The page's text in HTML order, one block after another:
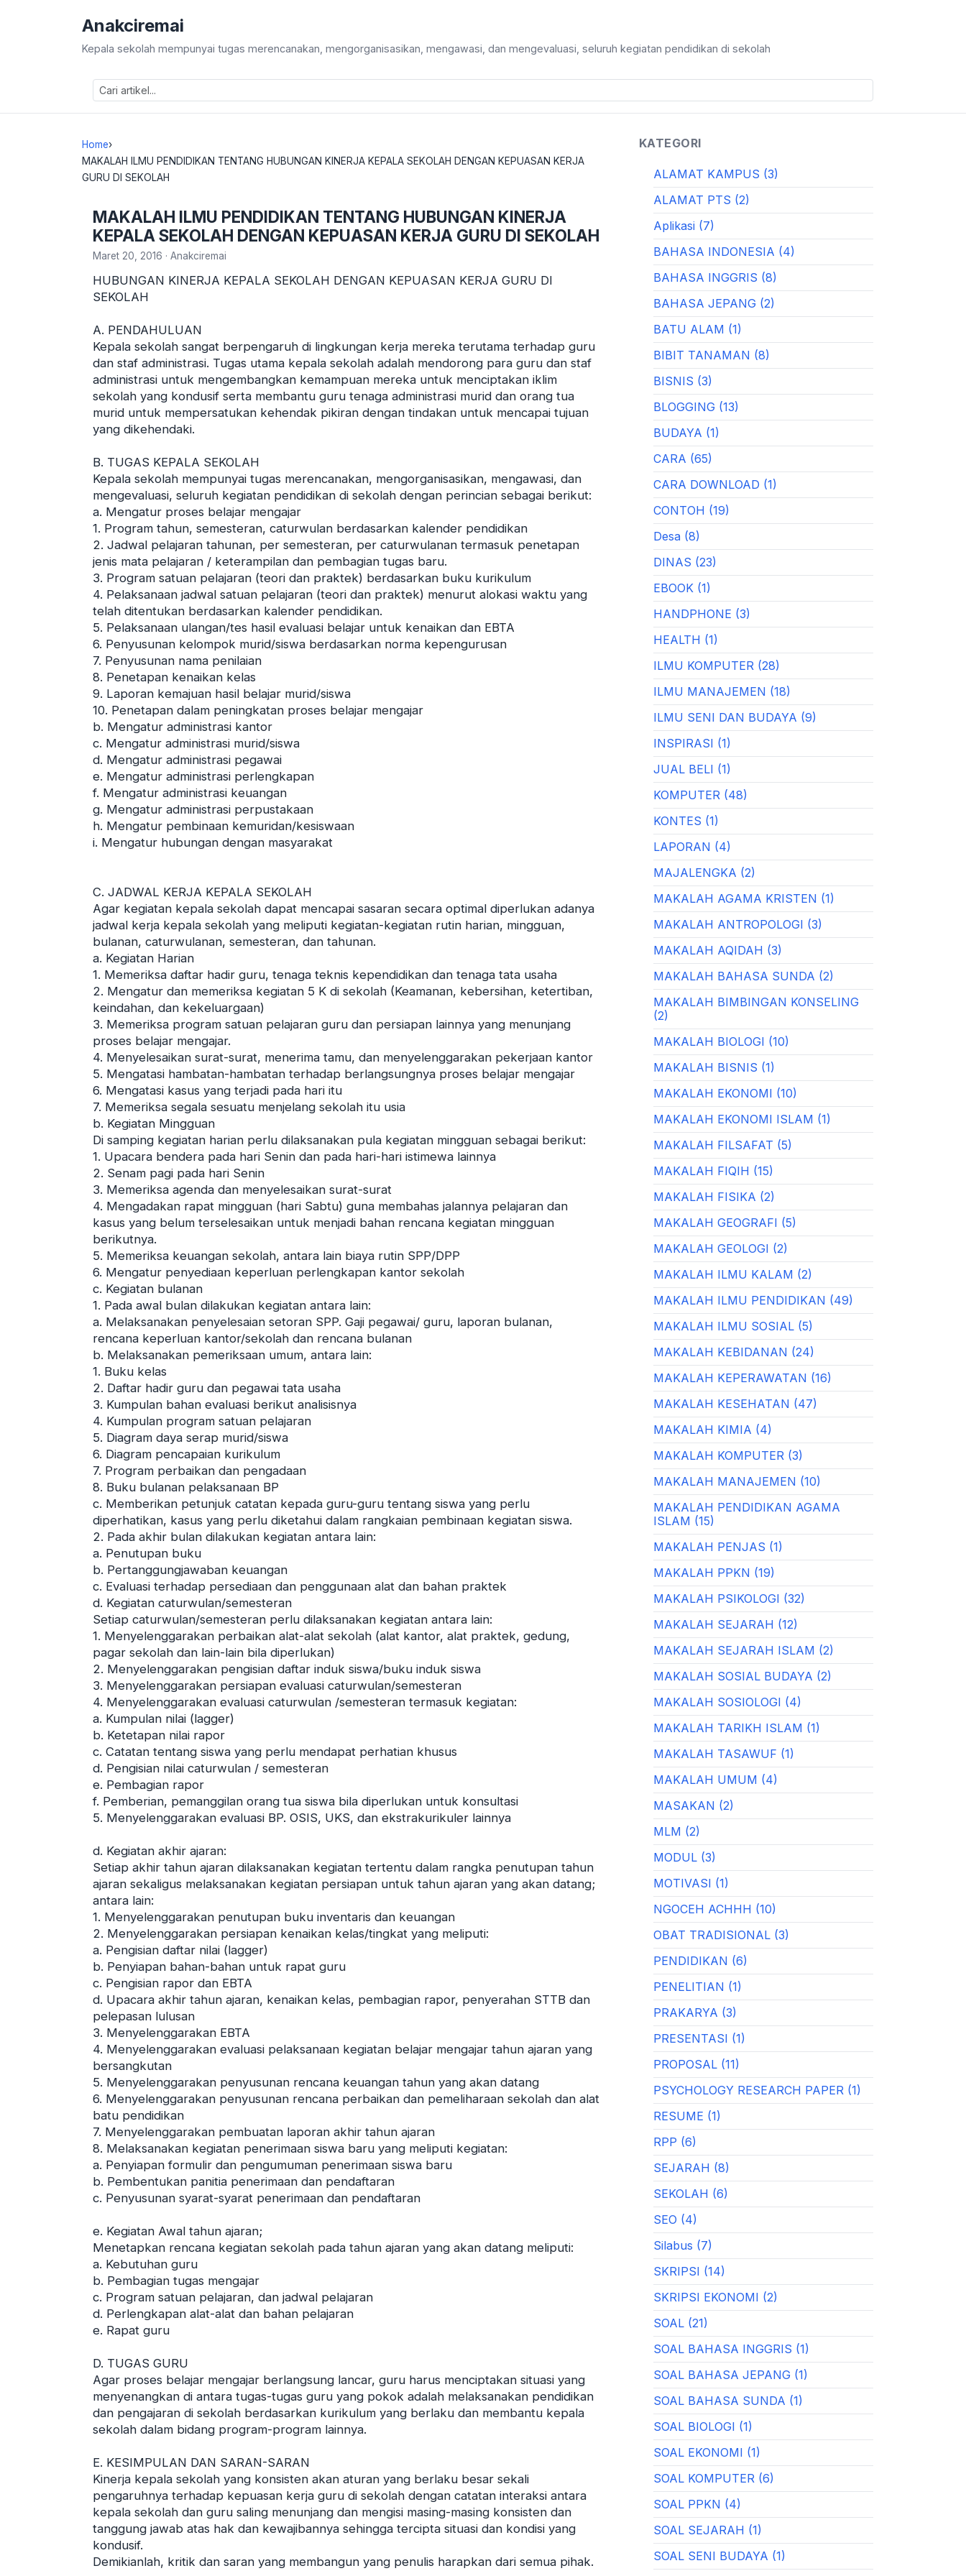
Anakciremai
Kepala sekolah mempunyai tugas merencanakan, mengorganisasikan, mengawasi, dan mengevaluasi, seluruh kegiatan pendidikan di sekolah
Home›
MAKALAH ILMU PENDIDIKAN TENTANG HUBUNGAN KINERJA KEPALA SEKOLAH DENGAN KEPUASAN KERJA
GURU DI SEKOLAH
MAKALAH ILMU PENDIDIKAN TENTANG HUBUNGAN KINERJA
KEPALA SEKOLAH DENGAN KEPUASAN KERJA GURU DI SEKOLAH
Maret 20, 2016 · Anakciremai
HUBUNGAN KINERJA KEPALA SEKOLAH DENGAN KEPUASAN KERJA GURU DI
SEKOLAH
A. PENDAHULUAN
Kepala sekolah sangat berpengaruh di lingkungan kerja mereka terutama terhadap guru
dan staf administrasi. Tugas utama kepala sekolah adalah mendorong para guru dan staf
administrasi untuk mengembangkan kemampuan mereka untuk menciptakan iklim
sekolah yang kondusif serta membantu guru tenaga administrasi murid dan orang tua
murid untuk mempersatukan kehendak pikiran dengan tindakan untuk mencapai tujuan
yang dikehendaki.
B. TUGAS KEPALA SEKOLAH
Kepala sekolah mempunyai tugas merencanakan, mengorganisasikan, mengawasi, dan
mengevaluasi, seluruh kegiatan pendidikan di sekolah dengan perincian sebagai berikut:
a. Mengatur proses belajar mengajar
1. Program tahun, semesteran, caturwulan berdasarkan kalender pendidikan
2. Jadwal pelajaran tahunan, per semesteran, per caturwulanan termasuk penetapan
jenis mata pelajaran / keterampilan dan pembagian tugas baru.
3. Program satuan pelajaran (teori dan praktek) berdasarkan buku kurikulum
4. Pelaksanaan jadwal satuan pelajaran (teori dan praktek) menurut alokasi waktu yang
telah ditentukan berdasarkan kalender pendidikan.
5. Pelaksanaan ulangan/tes hasil evaluasi belajar untuk kenaikan dan EBTA
6. Penyusunan kelompok murid/siswa berdasarkan norma kepengurusan
7. Penyusunan nama penilaian
8. Penetapan kenaikan kelas
9. Laporan kemajuan hasil belajar murid/siswa
10. Penetapan dalam peningkatan proses belajar mengajar
b. Mengatur administrasi kantor
c. Mengatur administrasi murid/siswa
d. Mengatur administrasi pegawai
e. Mengatur administrasi perlengkapan
f. Mengatur administrasi keuangan
g. Mengatur administrasi perpustakaan
h. Mengatur pembinaan kemuridan/kesiswaan
i. Mengatur hubungan dengan masyarakat
C. JADWAL KERJA KEPALA SEKOLAH
Agar kegiatan kepala sekolah dapat mencapai sasaran secara optimal diperlukan adanya
jadwal kerja kepala sekolah yang meliputi kegiatan-kegiatan rutin harian, mingguan,
bulanan, caturwulanan, semesteran, dan tahunan.
a. Kegiatan Harian
1. Memeriksa daftar hadir guru, tenaga teknis kependidikan dan tenaga tata usaha
2. Mengatur dan memeriksa kegiatan 5 K di sekolah (Keamanan, kebersihan, ketertiban,
keindahan, dan kekeluargaan)
3. Memeriksa program satuan pelajaran guru dan persiapan lainnya yang menunjang
proses belajar mengajar.
4. Menyelesaikan surat-surat, menerima tamu, dan menyelenggarakan pekerjaan kantor
5. Mengatasi hambatan-hambatan terhadap berlangsungnya proses belajar mengajar
6. Mengatasi kasus yang terjadi pada hari itu
7. Memeriksa segala sesuatu menjelang sekolah itu usia
b. Kegiatan Mingguan
Di samping kegiatan harian perlu dilaksanakan pula kegiatan mingguan sebagai berikut:
1. Upacara bendera pada hari Senin dan pada hari-hari istimewa lainnya
2. Senam pagi pada hari Senin
3. Memeriksa agenda dan menyelesaikan surat-surat
4. Mengadakan rapat mingguan (hari Sabtu) guna membahas jalannya pelajaran dan
kasus yang belum terselesaikan untuk menjadi bahan rencana kegiatan mingguan
berikutnya.
5. Memeriksa keuangan sekolah, antara lain biaya rutin SPP/DPP
6. Mengatur penyediaan keperluan perlengkapan kantor sekolah
c. Kegiatan bulanan
1. Pada awal bulan dilakukan kegiatan antara lain:
a. Melaksanakan penyelesaian setoran SPP. Gaji pegawai/ guru, laporan bulanan,
rencana keperluan kantor/sekolah dan rencana bulanan
b. Melaksanakan pemeriksaan umum, antara lain:
1. Buku kelas
2. Daftar hadir guru dan pegawai tata usaha
3. Kumpulan bahan evaluasi berikut analisisnya
4. Kumpulan program satuan pelajaran
5. Diagram daya serap murid/siswa
6. Diagram pencapaian kurikulum
7. Program perbaikan dan pengadaan
8. Buku bulanan pelaksanaan BP
c. Memberikan petunjuk catatan kepada guru-guru tentang siswa yang perlu
diperhatikan, kasus yang perlu diketahui dalam rangkaian pembinaan kegiatan siswa.
2. Pada akhir bulan dilakukan kegiatan antara lain:
a. Penutupan buku
b. Pertanggungjawaban keuangan
c. Evaluasi terhadap persediaan dan penggunaan alat dan bahan praktek
d. Kegiatan caturwulan/semesteran
Setiap caturwulan/semesteran perlu dilaksanakan kegiatan antara lain:
1. Menyelenggarakan perbaikan alat-alat sekolah (alat kantor, alat praktek, gedung,
pagar sekolah dan lain-lain bila diperlukan)
2. Menyelenggarakan pengisian daftar induk siswa/buku induk siswa
3. Menyelenggarakan persiapan evaluasi caturwulan/semesteran
4. Menyelenggarakan evaluasi caturwulan /semesteran termasuk kegiatan:
a. Kumpulan nilai (lagger)
b. Ketetapan nilai rapor
c. Catatan tentang siswa yang perlu mendapat perhatian khusus
d. Pengisian nilai caturwulan / semesteran
e. Pembagian rapor
f. Pemberian, pemanggilan orang tua siswa bila diperlukan untuk konsultasi
5. Menyelenggarakan evaluasi BP. OSIS, UKS, dan ekstrakurikuler lainnya
d. Kegiatan akhir ajaran:
Setiap akhir tahun ajaran dilaksanakan kegiatan tertentu dalam rangka penutupan tahun
ajaran sekaligus melaksanakan kegiatan persiapan untuk tahun ajaran yang akan datang;
antara lain:
1. Menyelenggarakan penutupan buku inventaris dan keuangan
2. Menyelenggarakan persiapan kenaikan kelas/tingkat yang meliputi:
a. Pengisian daftar nilai (lagger)
b. Penyiapan bahan-bahan untuk rapat guru
c. Pengisian rapor dan EBTA
d. Upacara akhir tahun ajaran, kenaikan kelas, pembagian rapor, penyerahan STTB dan
pelepasan lulusan
3. Menyelenggarakan EBTA
4. Menyelenggarakan evaluasi pelaksanaan kegiatan belajar mengajar tahun ajaran yang
bersangkutan
5. Menyelenggarakan penyusunan rencana keuangan tahun yang akan datang
6. Menyelenggarakan penyusunan rencana perbaikan dan pemeliharaan sekolah dan alat
batu pendidikan
7. Menyelenggarakan pembuatan laporan akhir tahun ajaran
8. Melaksanakan kegiatan penerimaan siswa baru yang meliputi kegiatan:
a. Penyiapan formulir dan pengumuman penerimaan siswa baru
b. Pembentukan panitia penerimaan dan pendaftaran
c. Penyusunan syarat-syarat penerimaan dan pendaftaran
e. Kegiatan Awal tahun ajaran;
Menetapkan rencana kegiatan sekolah pada tahun ajaran yang akan datang meliputi:
a. Kebutuhan guru
b. Pembagian tugas mengajar
c. Program satuan pelajaran, dan jadwal pelajaran
d. Perlengkapan alat-alat dan bahan pelajaran
e. Rapat guru
D. TUGAS GURU
Agar proses belajar mengajar berlangsung lancar, guru harus menciptakan situasi yang
menyenangkan di antara tugas-tugas guru yang pokok adalah melaksanakan pendidikan
dan pengajaran di sekolah berdasarkan kurikulum yang berlaku dan membantu kepala
sekolah dalam bidang program-program lainnya.
E. KESIMPULAN DAN SARAN-SARAN
Kinerja kepala sekolah yang konsisten akan aturan yang berlaku besar sekali
pengaruhnya terhadap kepuasan kerja guru di sekolah dengan catatan interaksi antara
kepala sekolah dan guru saling menunjang dan mengisi masing-masing konsisten dan
tanggung jawab atas hak dan kewajibannya sehingga tercipta situasi dan kondisi yang
kondusif.
Demikianlah, kritik dan saran yang membangun yang penulis harapkan dari semua pihak.
KATEGORI
ALAMAT KAMPUS (3)
ALAMAT PTS (2)
Aplikasi (7)
BAHASA INDONESIA (4)
BAHASA INGGRIS (8)
BAHASA JEPANG (2)
BATU ALAM (1)
BIBIT TANAMAN (8)
BISNIS (3)
BLOGGING (13)
BUDAYA (1)
CARA (65)
CARA DOWNLOAD (1)
CONTOH (19)
Desa (8)
DINAS (23)
EBOOK (1)
HANDPHONE (3)
HEALTH (1)
ILMU KOMPUTER (28)
ILMU MANAJEMEN (18)
ILMU SENI DAN BUDAYA (9)
INSPIRASI (1)
JUAL BELI (1)
KOMPUTER (48)
KONTES (1)
LAPORAN (4)
MAJALENGKA (2)
MAKALAH AGAMA KRISTEN (1)
MAKALAH ANTROPOLOGI (3)
MAKALAH AQIDAH (3)
MAKALAH BAHASA SUNDA (2)
MAKALAH BIMBINGAN KONSELING
(2)
MAKALAH BIOLOGI (10)
MAKALAH BISNIS (1)
MAKALAH EKONOMI (10)
MAKALAH EKONOMI ISLAM (1)
MAKALAH FILSAFAT (5)
MAKALAH FIQIH (15)
MAKALAH FISIKA (2)
MAKALAH GEOGRAFI (5)
MAKALAH GEOLOGI (2)
MAKALAH ILMU KALAM (2)
MAKALAH ILMU PENDIDIKAN (49)
MAKALAH ILMU SOSIAL (5)
MAKALAH KEBIDANAN (24)
MAKALAH KEPERAWATAN (16)
MAKALAH KESEHATAN (47)
MAKALAH KIMIA (4)
MAKALAH KOMPUTER (3)
MAKALAH MANAJEMEN (10)
MAKALAH PENDIDIKAN AGAMA
ISLAM (15)
MAKALAH PENJAS (1)
MAKALAH PPKN (19)
MAKALAH PSIKOLOGI (32)
MAKALAH SEJARAH (12)
MAKALAH SEJARAH ISLAM (2)
MAKALAH SOSIAL BUDAYA (2)
MAKALAH SOSIOLOGI (4)
MAKALAH TARIKH ISLAM (1)
MAKALAH TASAWUF (1)
MAKALAH UMUM (4)
MASAKAN (2)
MLM (2)
MODUL (3)
MOTIVASI (1)
NGOCEH ACHHH (10)
OBAT TRADISIONAL (3)
PENDIDIKAN (6)
PENELITIAN (1)
PRAKARYA (3)
PRESENTASI (1)
PROPOSAL (11)
PSYCHOLOGY RESEARCH PAPER (1)
RESUME (1)
RPP (6)
SEJARAH (8)
SEKOLAH (6)
SEO (4)
Silabus (7)
SKRIPSI (14)
SKRIPSI EKONOMI (2)
SOAL (21)
SOAL BAHASA INGGRIS (1)
SOAL BAHASA JEPANG (1)
SOAL BAHASA SUNDA (1)
SOAL BIOLOGI (1)
SOAL EKONOMI (1)
SOAL KOMPUTER (6)
SOAL PPKN (4)
SOAL SEJARAH (1)
SOAL SENI BUDAYA (1)